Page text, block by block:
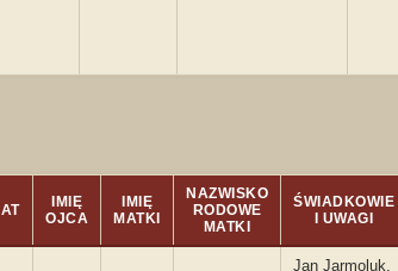
IMIĘ
OJCA
IMIĘ
MATKI
NAZWISKO
RODOWE
MATKI
ŚWIADKOWIE
I UWAGI
Jan Jarmoluk,